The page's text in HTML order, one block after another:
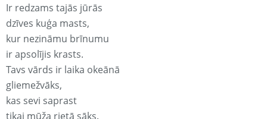
Ir redzams tajās jūrās
dzīves kuģa masts,
kur nezināmu brīnumu
ir apsolījis krasts.
Tavs vārds ir laika okeānā
gliemežvāks,
kas sevi saprast
tikai mūža rietā sāks.